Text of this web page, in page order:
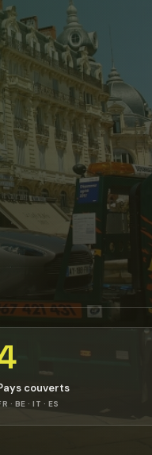
couverts
· BE · IT · ES